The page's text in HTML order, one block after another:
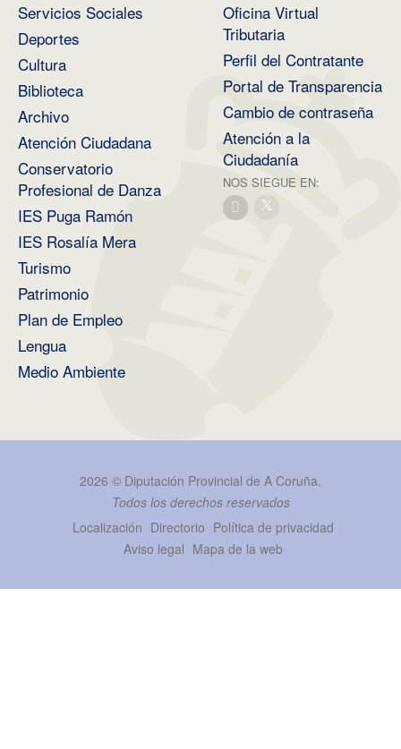
Servicios Sociales
Deportes
Cultura
Biblioteca
Archivo
Atención Ciudadana
Conservatorio
Profesional de Danza
IES Puga Ramón
IES Rosalía Mera
Turismo
Patrimonio
Plan de Empleo
Lengua
Medio Ambiente
Oficina Virtual
Tributaria
Perfil del Contratante
Portal de Transparencia
Cambio de contraseña
Atención a la
Ciudadanía
NOS SIEGUE EN:
2026 © Diputación Provincial de A Coruña.
Todos los derechos reservados
Localización Directorio Política de privacidad
Aviso legal Mapa de la web